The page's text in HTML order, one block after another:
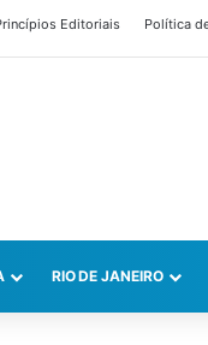
Editoriais Política
RIO DE JANEIRO